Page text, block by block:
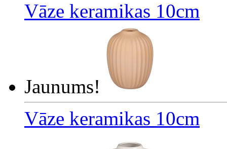
Vāze keramikas 10cm
Jaunums!
Vāze keramikas 10cm